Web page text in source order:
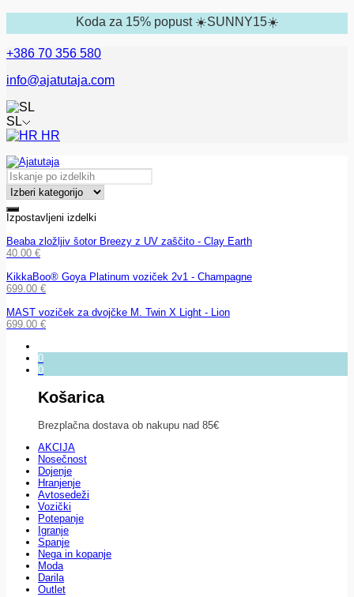
Koda za 15% popust ☀️SUNNY15☀️
+386 70 356 580
info@ajatutaja.com
SL
HR
Izpostavljeni izdelki
Beaba zložljiv šotor Breezy z UV zaščito - Clay Earth
40.00 €
KikkaBoo® Goya Platinum voziček 2v1 - Champagne
699.00 €
MAST voziček za dvojčke M. Twin X Light - Lion
699.00 €
0
0
Košarica
Brezplačna dostava ob nakupu nad 85€
AKCIJA
Nosečnost
Dojenje
Hranjenje
Avtosedeži
Vozički
Potepanje
Igranje
Spanje
Nega in kopanje
Moda
Darila
Outlet